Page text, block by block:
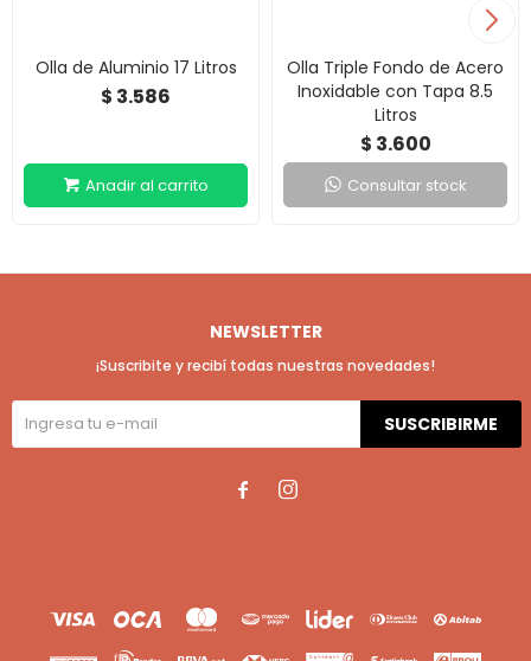
Olla de Aluminio 17 Litros
$ 3.586
Olla Triple Fondo de Acero
Inoxidable con Tapa 8.5
Litros
$ 3.600
Consultar stock
NEWSLETTER
¡Suscribite y recibí todas nuestras novedades!
SUSCRIBIRME
 